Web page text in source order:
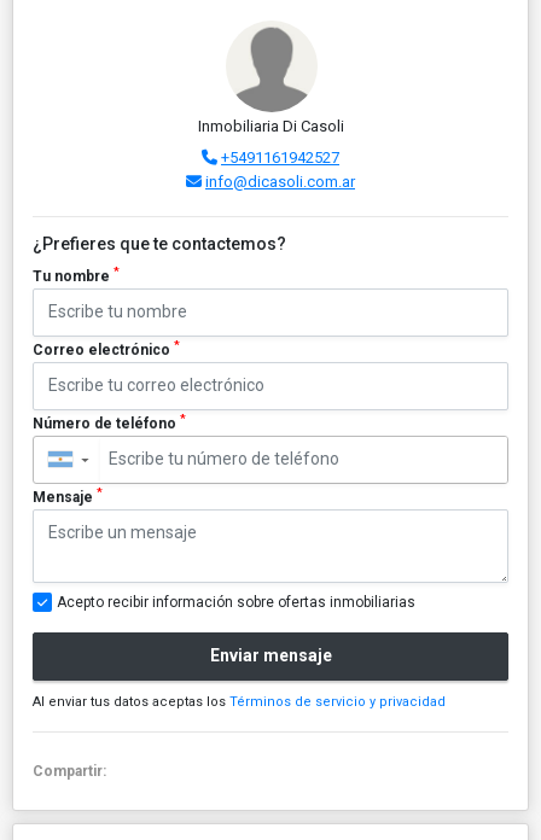
Inmobiliaria Di Casoli
+5491161942527
info@dicasoli.com.ar
¿Prefieres que te contactemos?
Tu nombre *
Correo electrónico *
Número de teléfono *
▼
Mensaje *
Acepto recibir información sobre ofertas inmobiliarias
Enviar mensaje
Al enviar tus datos aceptas los Términos de servicio y privacidad
Compartir: